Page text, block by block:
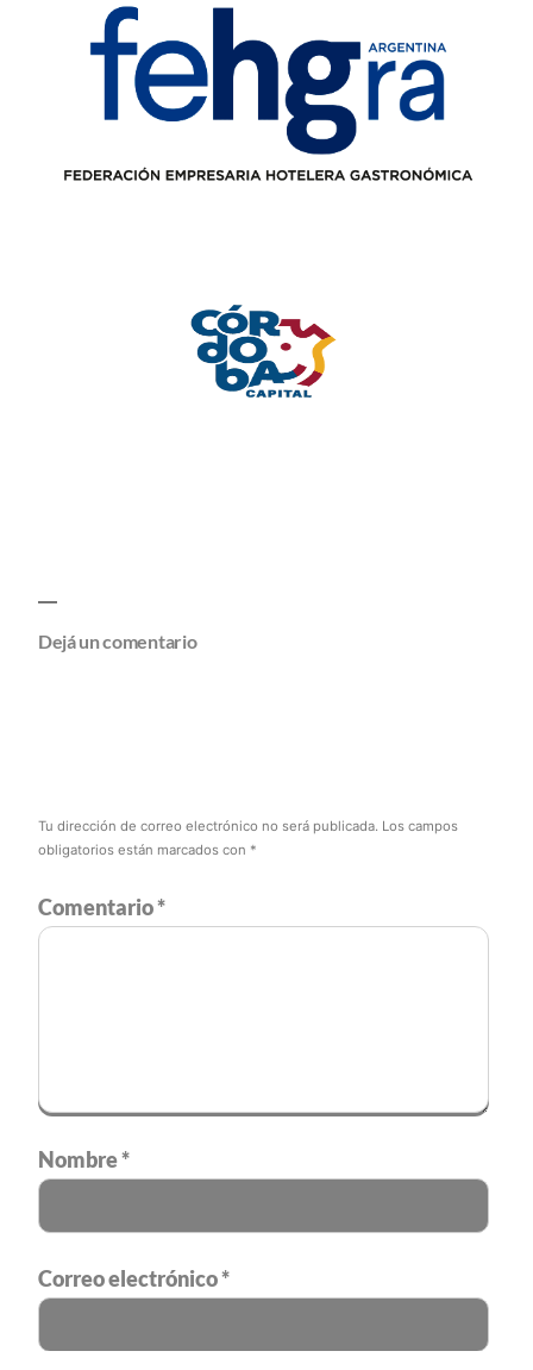
Dejá un comentario
Tu dirección de correo electrónico no será publicada. Los campos
obligatorios están marcados con *
Comentario*
Nombre*
Correo electrónico*